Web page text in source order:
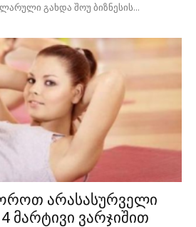
გახდა შოუ ბიზნესის...
არასასურველი
მარტივი ვარჯიშით